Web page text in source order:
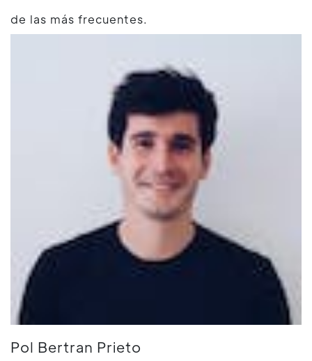
de las más frecuentes.
Pol Bertran Prieto